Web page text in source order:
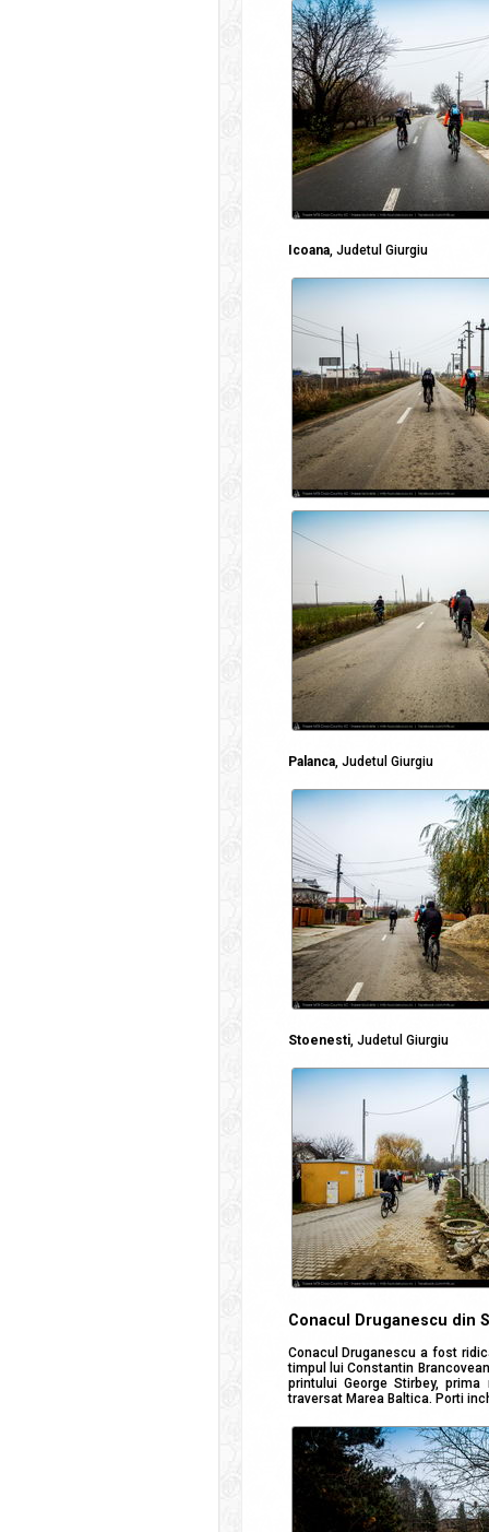
Icoana, Judetul Giurgiu
Palanca, Judetul Giurgiu
Stoenesti, Judetul Giurgiu
Conacul Druganescu din
Conacul Druganescu a fost
timpul lui Constantin
printului George Stirbey,
traversat Marea Baltica. Porti